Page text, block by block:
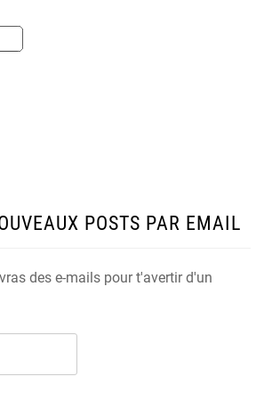
POSTS PAR EMAIL
des e-mails pour t'avertir d'un